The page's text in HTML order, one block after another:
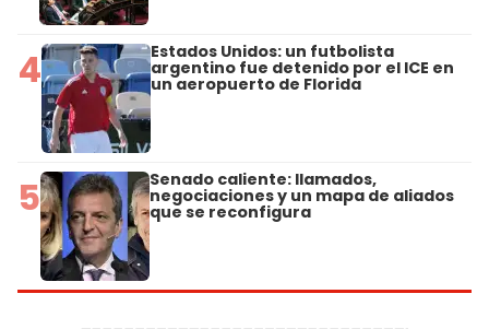
4 Estados Unidos: un futbolista
argentino fue detenido por el ICE en
un aeropuerto de Florida
5 Senado caliente: llamados,
negociaciones y un mapa de aliados
que se reconfigura